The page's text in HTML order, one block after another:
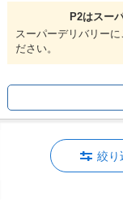
P2はスー
スーパーデリバリー
ださい。
絞り